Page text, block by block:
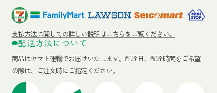
支払方法に関しての詳しい説明はこちらをご覧ください。
配送方法について
商品はヤマト運輸でお届けいたします。 配達日、配達時間をご希望
の際は、ご注文時にご指定ください。